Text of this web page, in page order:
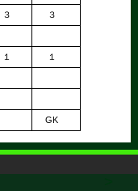
３ ３
１ １
GK